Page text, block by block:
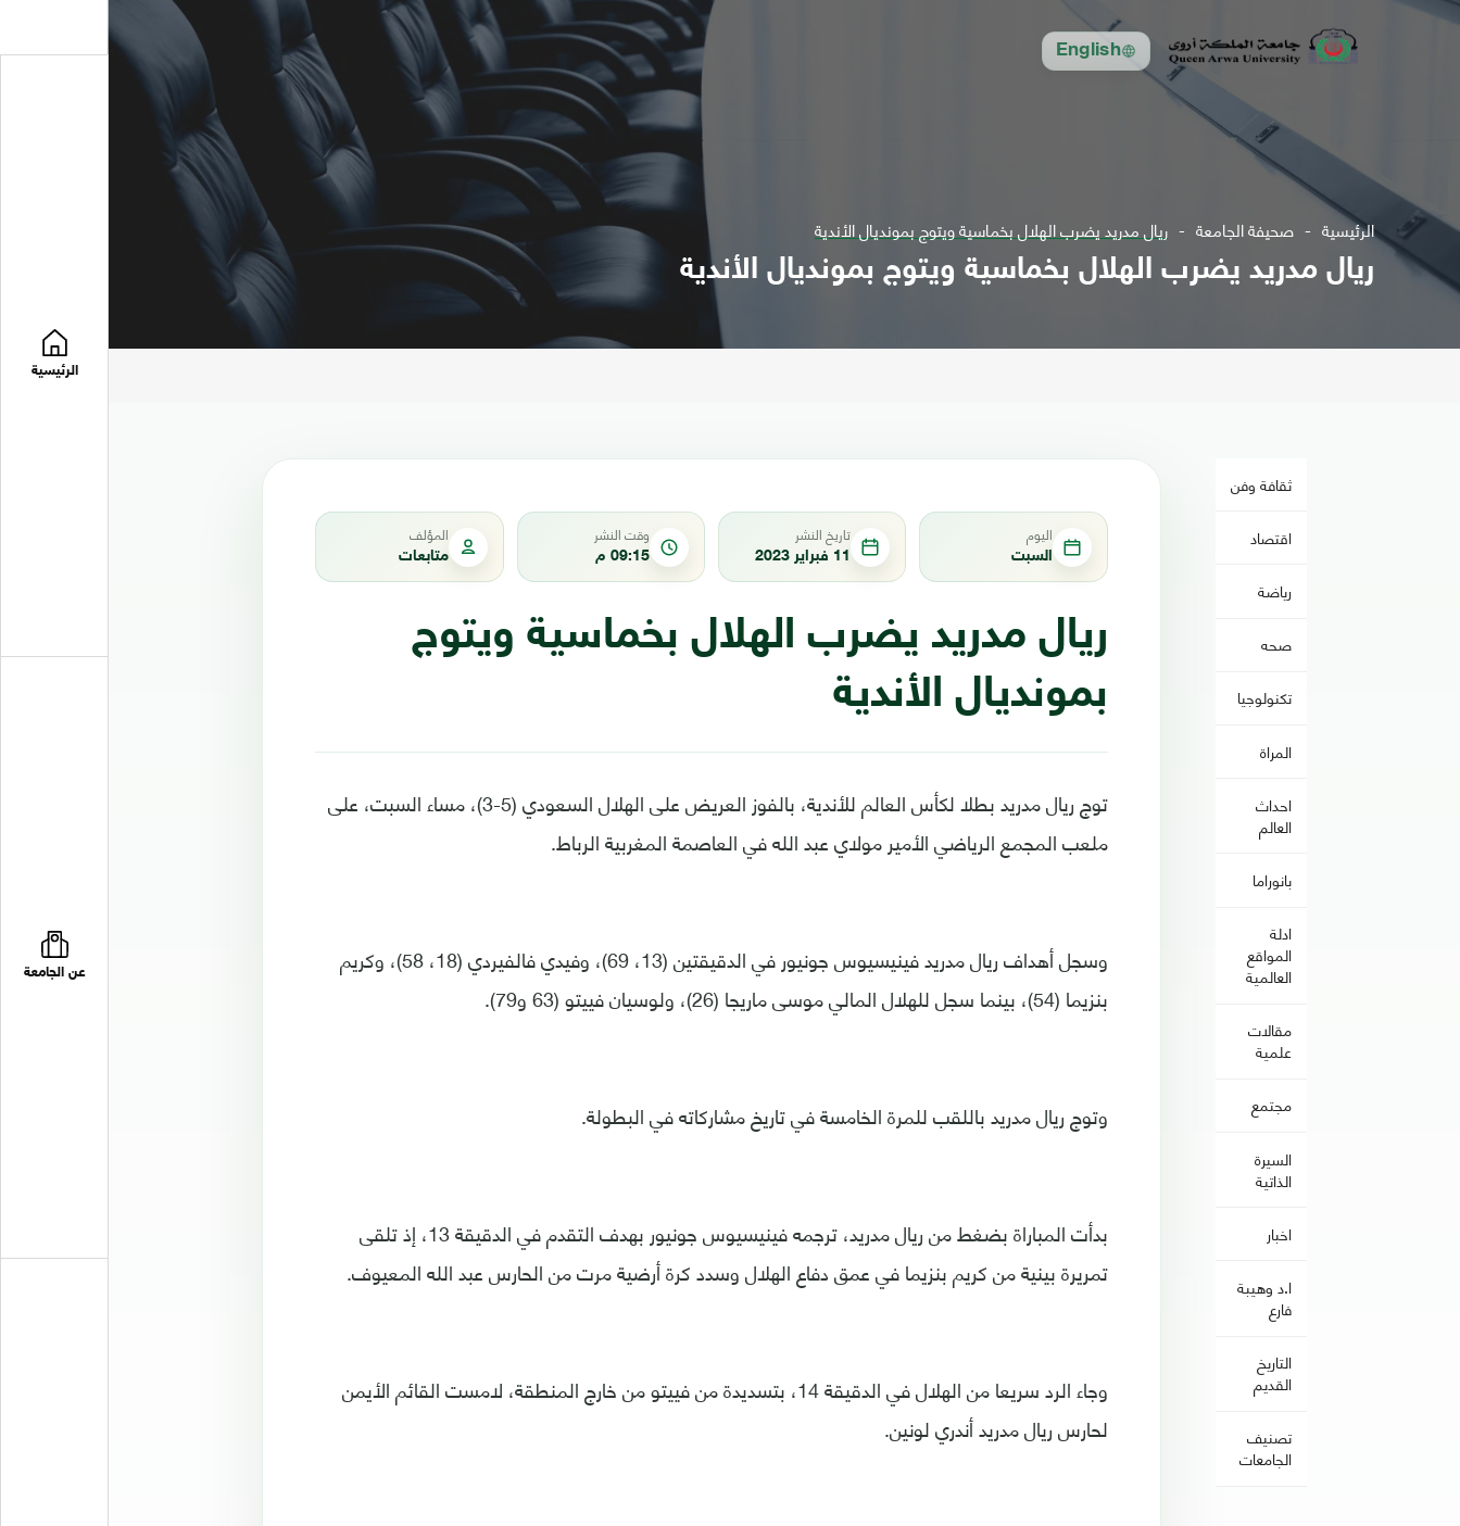
English
الرئيسية
عن الجامعة
الرئيسية صحيفة الجامعة ريال مدريد يضرب الهلال بخماسية ويتوج بمونديال الأندية
ريال مدريد يضرب الهلال بخماسية ويتوج بمونديال الأندية
ثقافة وفن
اقتصاد
رياضة
صحه
تكنولوجيا
المراة
احداث
العالم
بانوراما
ادلة
المواقع
العالمية
مقالات
علمية
مجتمع
السيرة
الذاتية
اخبار
ا.د وهيبة
فارع
التاريخ
القديم
تصنيف
الجامعات
اليوم
السبت
تاريخ النشر
11 فبراير 2023
وقت النشر
09:15 م
المؤلف
متابعات
ريال مدريد يضرب الهلال بخماسية ويتوج
بمونديال الأندية
توج ريال مدريد بطلا لكأس العالم للأندية، بالفوز العريض على الهلال السعودي (5-3)، مساء السبت، على
ملعب المجمع الرياضي الأمير مولاي عبد الله في العاصمة المغربية الرباط.
وسجل أهداف ريال مدريد فينيسيوس جونيور في الدقيقتين (13، 69)، وفيدي فالفيردي (18، 58)، وكريم
بنزيما (54)، بينما سجل للهلال المالي موسى ماريجا (26)، ولوسيان فييتو (63 و79).
وتوج ريال مدريد باللقب للمرة الخامسة في تاريخ مشاركاته في البطولة.
بدأت المباراة بضغط من ريال مدريد، ترجمه فينيسيوس جونيور بهدف التقدم في الدقيقة 13، إذ تلقى
تمريرة بينية من كريم بنزيما في عمق دفاع الهلال وسدد كرة أرضية مرت من الحارس عبد الله المعيوف.
وجاء الرد سريعا من الهلال في الدقيقة 14، بتسديدة من فييتو من خارج المنطقة، لامست القائم الأيمن
لحارس ريال مدريد أندري لونين.